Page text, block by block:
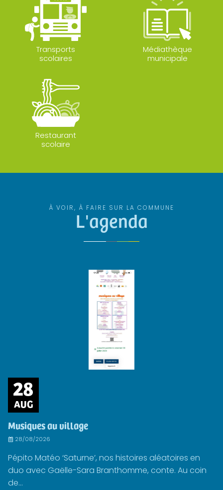
Transports
scolaires
Médiathèque
municipale
Restaurant
scolaire
À VOIR, À FAIRE SUR LA COMMUNE
L'agenda
28
AUG
Musiques au village
28/08/2026
Pépito Matéo ‘Saturne’, nos histoires aléatoires en
duo avec Gaëlle-Sara Branthomme, conte. Au coin
de...